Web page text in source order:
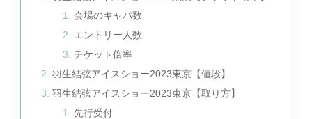
会場のキャパ数
エントリー人数
チケット倍率
羽生結弦アイスショー2023東京【値段】
羽生結弦アイスショー2023東京【取り方】
先行受付